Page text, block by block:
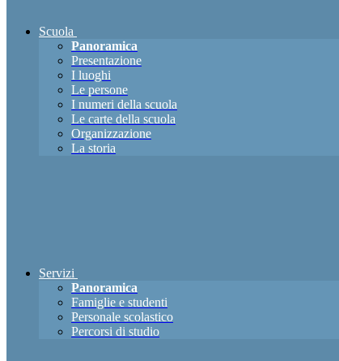
Scuola
Panoramica
Presentazione
I luoghi
Le persone
I numeri della scuola
Le carte della scuola
Organizzazione
La storia
Servizi
Panoramica
Famiglie e studenti
Personale scolastico
Percorsi di studio